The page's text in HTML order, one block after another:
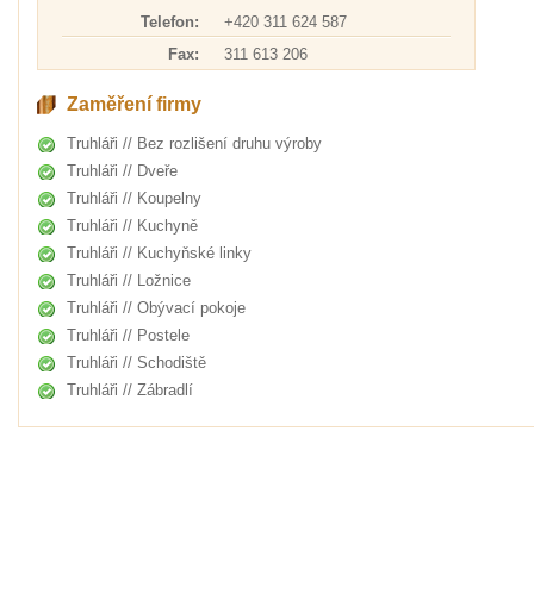
Telefon:
+420 311 624 587
Fax:
311 613 206
Zaměření firmy
Truhláři // Bez rozlišení druhu výroby
Truhláři // Dveře
Truhláři // Koupelny
Truhláři // Kuchyně
Truhláři // Kuchyňské linky
Truhláři // Ložnice
Truhláři // Obývací pokoje
Truhláři // Postele
Truhláři // Schodiště
Truhláři // Zábradlí